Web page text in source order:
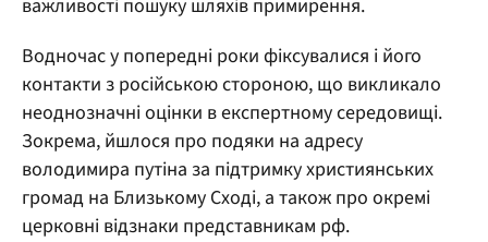
важливості пошуку шляхів примирення.
Водночас у попередні роки фіксувалися і його
контакти з російською стороною, що викликало
неоднозначні оцінки в експертному середовищі.
Зокрема, йшлося про подяки на адресу
володимира путіна за підтримку християнських
громад на Близькому Сході, а також про окремі
церковні відзнаки представникам рф.